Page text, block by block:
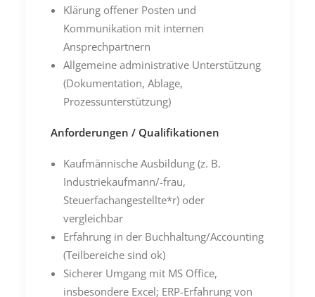
Klärung offener Posten und
Kommunikation mit internen
Ansprechpartnern
Allgemeine administrative Unterstützung
(Dokumentation, Ablage,
Prozessunterstützung)
Anforderungen / Qualifikationen
Kaufmännische Ausbildung (z. B.
Industriekaufmann/-frau,
Steuerfachangestellte*r) oder
vergleichbar
Erfahrung in der Buchhaltung/Accounting
(Teilbereiche sind ok)
Sicherer Umgang mit MS Office,
insbesondere Excel; ERP-Erfahrung von